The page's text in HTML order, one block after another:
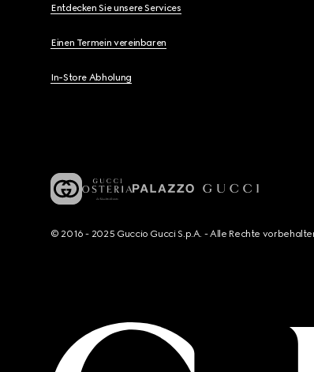
Entdecken Sie unsere Services
Einen Termein vereinbaren
In-Store Abholung
© 2016 - 2025 Guccio Gucci S.p.A. - Alle Rechte